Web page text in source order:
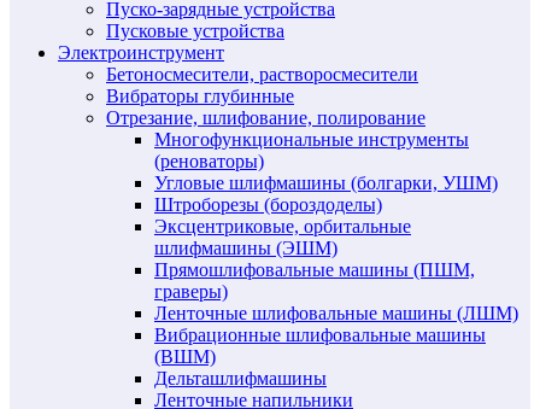
Пуско-зарядные устройства
Пусковые устройства
Электроинструмент
Бетоносмесители, растворосмесители
Вибраторы глубинные
Отрезание, шлифование, полирование
Многофункциональные инструменты
(реноваторы)
Угловые шлифмашины (болгарки, УШМ)
Штроборезы (бороздоделы)
Эксцентриковые, орбитальные
шлифмашины (ЭШМ)
Прямошлифовальные машины (ПШМ,
граверы)
Ленточные шлифовальные машины (ЛШМ)
Вибрационные шлифовальные машины
(ВШМ)
Дельташлифмашины
Ленточные напильники